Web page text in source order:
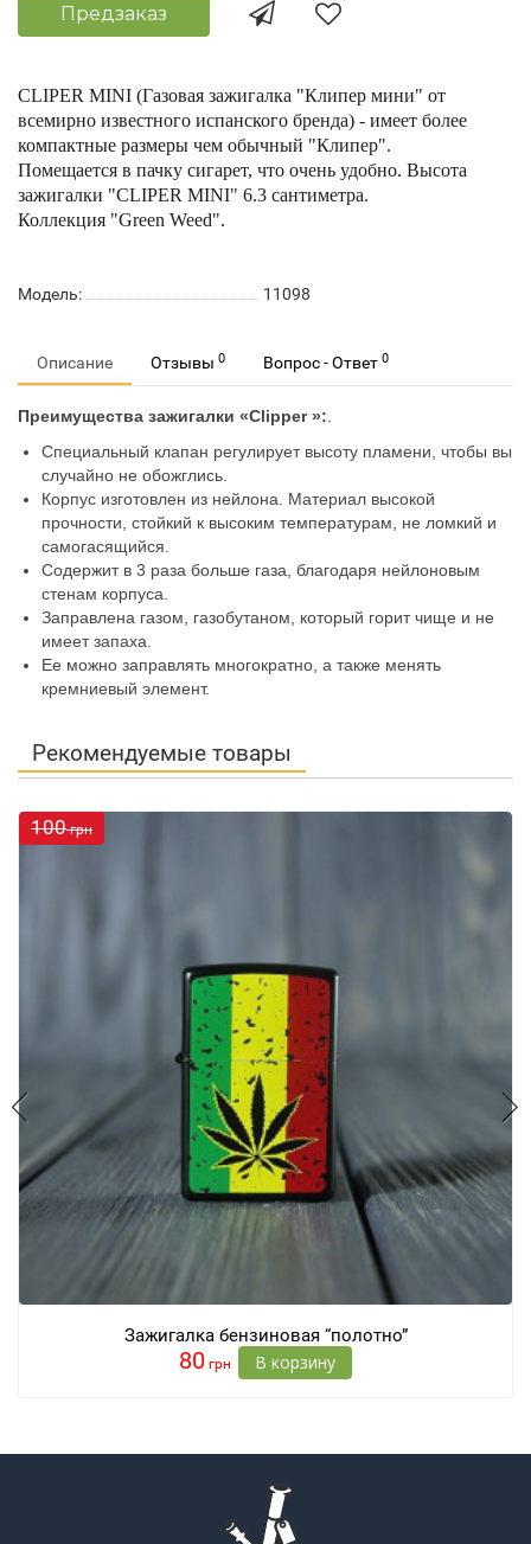
Предзаказ
CLIPER MINI (Газовая зажигалка "Клипер мини" от
всемирно известного испанского бренда) - имеет более
компактные размеры чем обычный "Клипер".
Помещается в пачку сигарет, что очень удобно. Высота
зажигалки "CLIPER MINI" 6.3 сантиметра.
Коллекция "Green Weed".
Модель: 11098
Описание Отзывы 0 Вопрос - Ответ 0
Преимущества зажигалки «Clipper »:
Специальный клапан регулирует высоту пламени, чтобы вы
случайно не обожглись.
Корпус изготовлен из нейлона. Материал высокой
прочности, стойкий к высоким температурам, не ломкий и
самогасящийся.
Содержит в 3 раза больше газа, благодаря нейлоновым
стенам корпуса.
Заправлена газом, газобутаном, который горит чище и не
имеет запаха.
Ее можно заправлять многократно, а также менять
кремниевый элемент.
Рекомендуемые товары
100грн
Зажигалка бензиновая “полотно”
80 грн В корзину